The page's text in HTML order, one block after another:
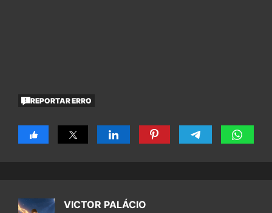
REPORTAR ERRO
VICTOR PALÁCIO